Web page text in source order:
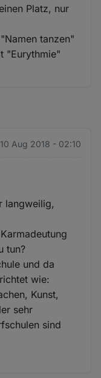
Platz, nur
tanzen"
"Eurythmie"
Aug 2018 - 02:10
langweilig,
tun?
und da
wie:
Kunst,
sehr
sind